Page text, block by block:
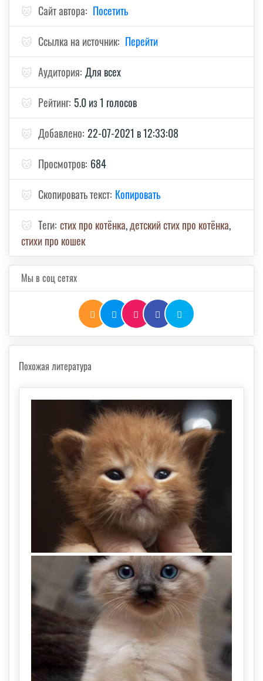
🐱 Сайт автора: Посетить
🐱 Ссылка на источник: Перейти
🐱 Аудитория: Для всех
🐱 Рейтинг: 5.0 из 1 голосов
🐱 Добавлено: 22-07-2021 в 12:33:08
🐱 Просмотров: 684
🐱 Скопировать текст: Копировать
🐱 Теги: стих про котёнка,детский стих про котёнка,
стихи про кошек
Мы в соц сетях
Похожая литература